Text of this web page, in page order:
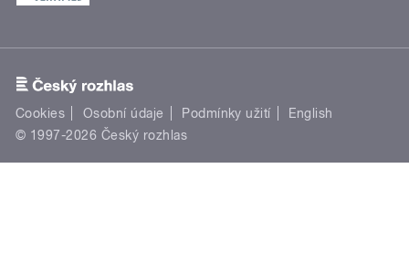
Cookies Osobní údaje Podmínky užití
English
© 1997-2026 Český rozhlas